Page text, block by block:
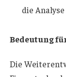
die
Bedeutung
Die